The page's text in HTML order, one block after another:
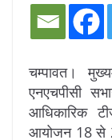
चम्पावत।
एनएचपीसी
आधिकारिक
आयोजन 18 से